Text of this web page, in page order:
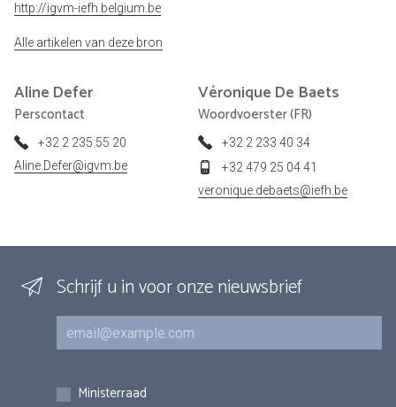
http://igvm-iefh.belgium.be
Alle artikelen van deze bron
Aline Defer
Perscontact
+32 2 235 55 20
Aline.Defer@igvm.be
Véronique De Baets
Woordvoerster (FR)
+32 2 233 40 34
+32 479 25 04 41
veronique.debaets@iefh.be
Schrijf u in voor onze nieuwsbrief
E-mail
Inschrijvingen
Ministerraad